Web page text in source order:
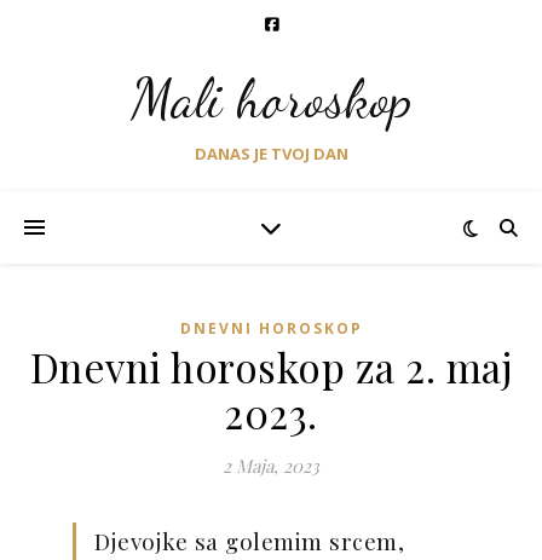
Mali horoskop
DANAS JE TVOJ DAN
DNEVNI HOROSKOP
Dnevni horoskop za 2. maj
2023.
2 Maja, 2023
Djevojke sa golemim srcem,